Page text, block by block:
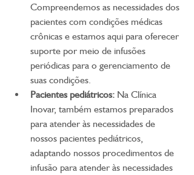
Compreendemos as necessidades dos
pacientes com condições médicas
crônicas e estamos aqui para oferecer
suporte por meio de infusões
periódicas para o gerenciamento de
suas condições.
Pacientes pediátricos: Na Clínica
Inovar, também estamos preparados
para atender às necessidades de
nossos pacientes pediátricos,
adaptando nossos procedimentos de
infusão para atender às necessidades